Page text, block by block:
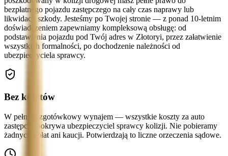
bezpłatnego pojazdu zastępczego na cały czas naprawy lub
likwidacji szkody. Jesteśmy po Twojej stronie — z ponad 10-letnim
doświadczeniem zapewniamy kompleksową obsługę: od
podstawienia pojazdu pod Twój adres w Złotoryi, przez załatwienie
wszystkich formalności, po dochodzenie należności od
ubezpieczyciela sprawcy.
Bez kosztów
W pełni bezgotówkowy wynajem — wszystkie koszty za auto
zastępcze pokrywa ubezpieczyciel sprawcy kolizji. Nie pobieramy
żadnych opłat ani kaucji. Potwierdzają to liczne orzeczenia sądowe.